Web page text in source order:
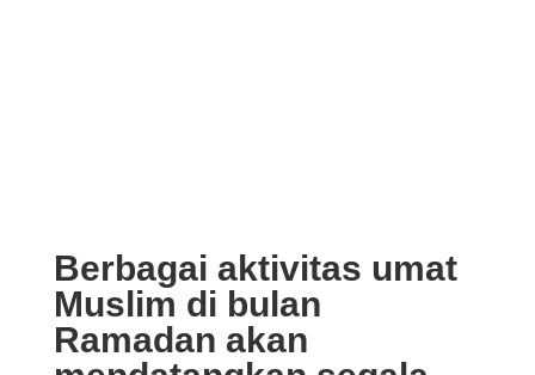
Berbagai aktivitas umat
Muslim di bulan
Ramadan akan